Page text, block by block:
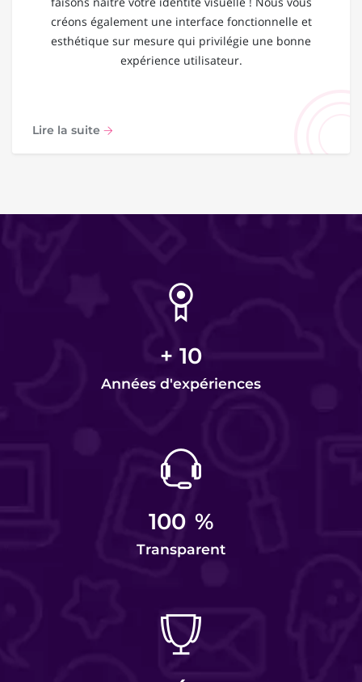
créons également une interface fonctionnelle et
esthétique sur mesure qui privilégie une bonne
expérience utilisateur.
Lire la suite
+ 10
Années d'expériences
100 %
Transparent